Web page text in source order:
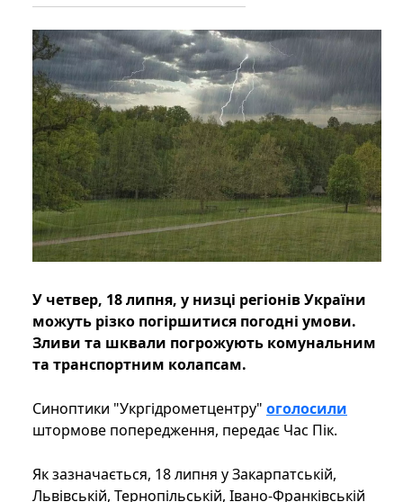
У четвер, 18 липня, у низці регіонів України
можуть різко погіршитися погодні умови.
Зливи та шквали погрожують комунальним
та транспортним колапсам.
Синоптики "Укргідрометцентру" оголосили
штормове попередження, передає Час Пік.
Як зазначається, 18 липня у Закарпатській,
Львівській, Тернопільській, Івано-Франківській